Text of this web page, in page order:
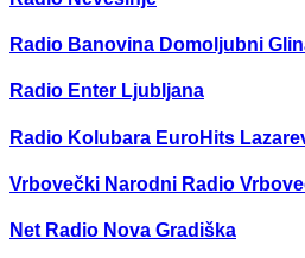
Radio Banovina Domoljubni
Radio Enter Ljubljana
Radio Kolubara EuroHits
Vrbovečki Narodni Radio
Net Radio Nova Gradiška